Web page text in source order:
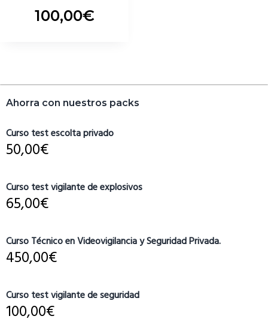
100,00€
lateral
primaria
Ahorra con nuestros packs
Curso test escolta privado
50,00€
Curso test vigilante de explosivos
65,00€
Curso Técnico en Videovigilancia y Seguridad Privada.
450,00€
Curso test vigilante de seguridad
100,00€